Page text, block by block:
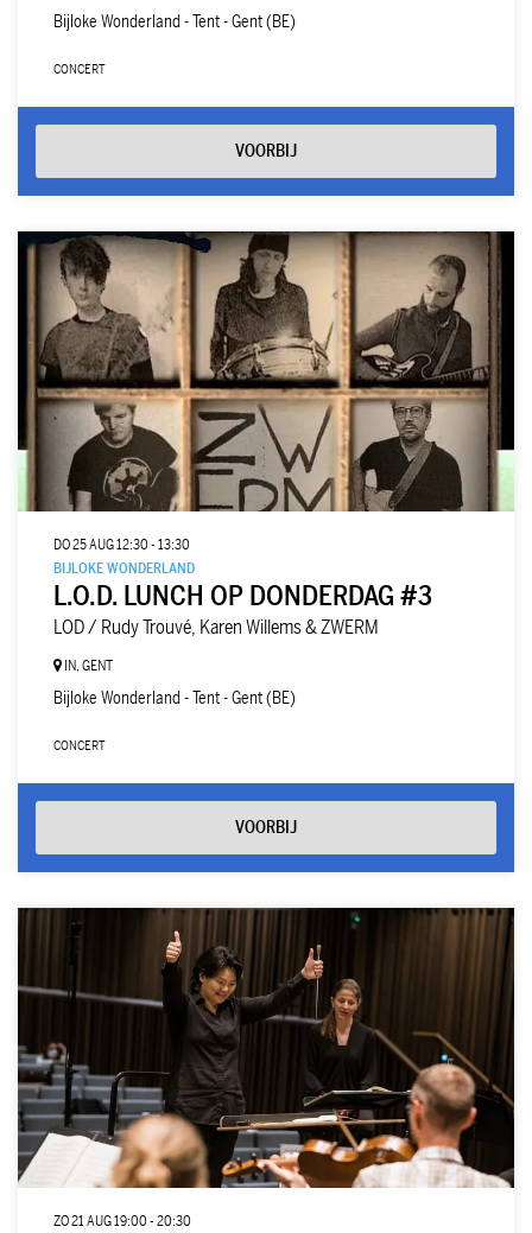
Bijloke Wonderland - Tent - Gent (BE)
CONCERT
VOORBIJ
L.O.D. LUNCH OP DONDERDAG #3
LOD / Rudy Trouvé, Karen Willems & ZWERM
BIJLOKE WONDERLAND
DO 25 AUG12:30 - 13:30
IN, GENT
Bijloke Wonderland - Tent - Gent (BE)
CONCERT
VOORBIJ
ZO 21 AUG19:00 - 20:30